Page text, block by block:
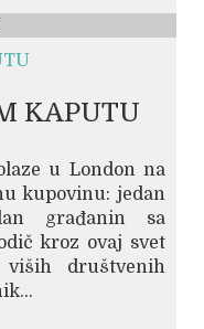
KAPUTU
u London na
kupovinu: jedan
građanin sa
kroz ovaj svet
društvenih